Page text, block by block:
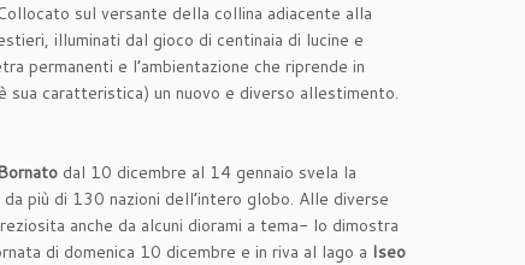
sul versante della collina adiacente alla
illuminati dal gioco di centinaia di lucine e
permanenti e l’ambientazione che riprende in
sua caratteristica) un nuovo e diverso allestimento.
Bornato dal 10 dicembre al 14 gennaio svela la
più di 130 nazioni dell’intero globo. Alle diverse
anche da alcuni diorami a tema- lo dimostra
di domenica 10 dicembre e in riva al lago a Iseo